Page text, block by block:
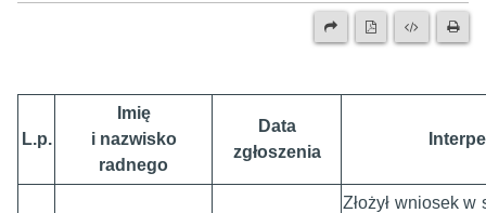
L.p.
Imię
i nazwisko
radnego
Data
zgłoszenia
Złożył wniosek